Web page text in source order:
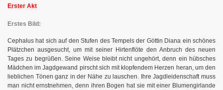
Erster Akt
Erstes Bild:
Cephalus hat sich auf den Stufen des Tempels der Göttin Diana ein schönes
Plätzchen ausgesucht, um mit seiner Hirtenflöte den Anbruch des neuen
Tages zu begrüßen. Seine Weise bleibt nicht ungehört, denn ein hübsches
Mädchen im Jagdgewand pirscht sich mit klopfendem Herzen heran, um den
lieblichen Tönen ganz in der Nähe zu lauschen. Ihre Jagdleidenschaft muss
man nicht ernstnehmen, denn ihren Bogen hat sie mit einer Blumengirlande